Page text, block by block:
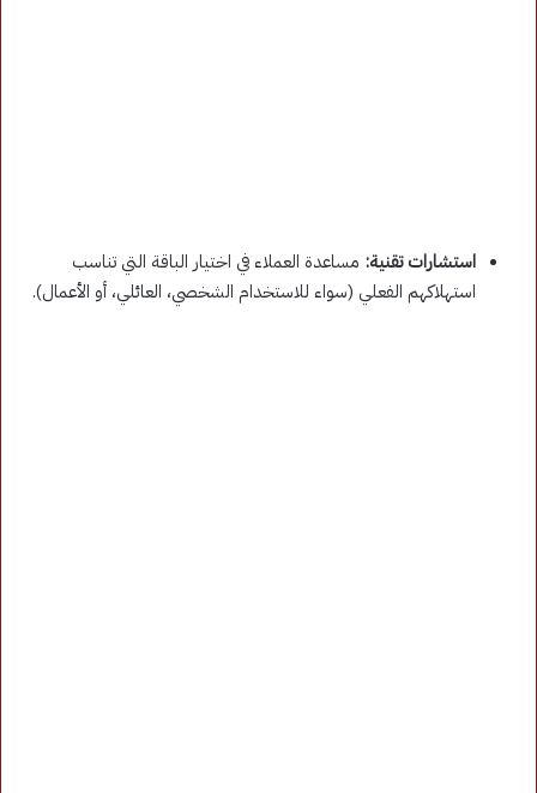
استشارات تقنية: مساعدة العملاء في اختيار الباقة التي تناسب
استهلاكهم الفعلي (سواء للاستخدام الشخصي، العائلي، أو الأعمال).